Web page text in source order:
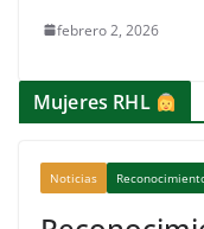
febrero 2, 2026
Mujeres RHL
Noticias